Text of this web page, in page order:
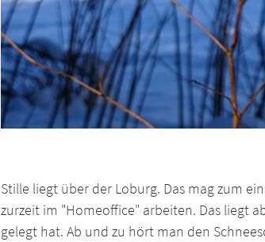
Stille liegt über der Loburg. Das mag zum
zurzeit im "Homeoffice" arbeiten. Das liegt
gelegt hat. Ab und zu hört man den